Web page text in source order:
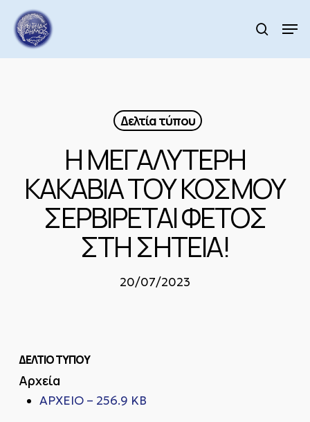
main
content
search
Δελτία τύπου
Η ΜΕΓΑΛΥΤΕΡΗ
ΚΑΚΑΒΙΑ ΤΟΥ ΚΟΣΜΟΥ
ΣΕΡΒΙΡΕΤΑΙ ΦΕΤΟΣ
ΣΤΗ ΣΗΤΕΙΑ!
20/07/2023
ΔΕΛΤΙΟ ΤΥΠΟΥ
Αρχεία
ΑΡΧΕΙΟ – 256.9 KB
Menu